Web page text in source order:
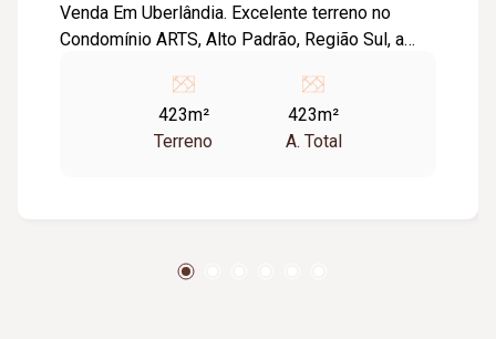
Venda Em Uberlândia. Excelente terreno no
Condomínio ARTS, Alto Padrão, Região Sul, a
9,33m. Lado Direito: 23,03m. Lado Esquerdo:
19,53m. Totalizando 423,00m². Condomínio Com
Spa, - Sauna Molhada e Seca,, - Academia, -
423m²
Terreno
423m²
A. Total